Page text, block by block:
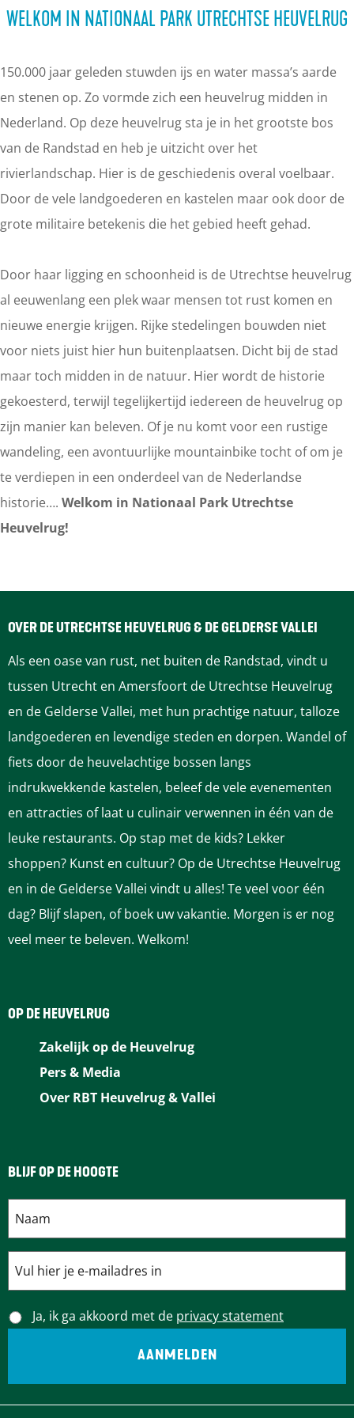
)
bezienswaardigheden. Deze route start bij de TOP
e
r
e
a
t
o
u
t
o
o
r
s
(
5
8
k
m
)
WELKOM IN NATIONAAL PARK UTRECHTSE HEUVELRUG
150.000 jaar geleden stuwden ijs en water massa’s aarde
en stenen op. Zo vormde zich een heuvelrug midden in
Nederland. Op deze heuvelrug sta je in het grootste bos
van de Randstad en heb je uitzicht over het
rivierlandschap. Hier is de geschiedenis overal voelbaar.
Door de vele landgoederen en kastelen maar ook door de
grote militaire betekenis die het gebied heeft gehad.
Door haar ligging en schoonheid is de Utrechtse heuvelrug
al eeuwenlang een plek waar mensen tot rust komen en
nieuwe energie krijgen. Rijke stedelingen bouwden niet
voor niets juist hier hun buitenplaatsen. Dicht bij de stad
maar toch midden in de natuur. Hier wordt de historie
gekoesterd, terwijl tegelijkertijd iedereen de heuvelrug op
zijn manier kan beleven. Of je nu komt voor een rustige
wandeling, een avontuurlijke mountainbike tocht of om je
te verdiepen in een onderdeel van de Nederlandse
historie…. Welkom in Nationaal Park Utrechtse
Heuvelrug!
OVER DE UTRECHTSE HEUVELRUG & DE GELDERSE VALLEI
Als een oase van rust, net buiten de Randstad, vindt u
tussen Utrecht en Amersfoort de Utrechtse Heuvelrug
en de Gelderse Vallei, met hun prachtige natuur, talloze
landgoederen en levendige steden en dorpen. Wandel of
fiets door de heuvelachtige bossen langs
indrukwekkende kastelen, beleef de vele evenementen
en attracties of laat u culinair verwennen in één van de
leuke restaurants. Op stap met de kids? Lekker
shoppen? Kunst en cultuur? Op de Utrechtse Heuvelrug
en in de Gelderse Vallei vindt u alles! Te veel voor één
dag? Blijf slapen, of boek uw vakantie. Morgen is er nog
veel meer te beleven. Welkom!
OP DE HEUVELRUG
Zakelijk op de Heuvelrug
Pers & Media
Over RBT Heuvelrug & Vallei
BLIJF OP DE HOOGTE
Ja, ik ga akkoord met de privacy statement